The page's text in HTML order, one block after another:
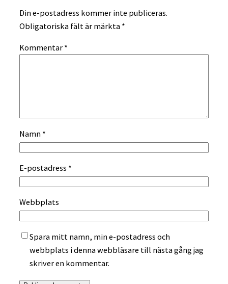
Din e-postadress kommer inte publiceras.
Obligatoriska fält är märkta *
Kommentar *
Namn *
E-postadress *
Webbplats
Spara mitt namn, min e-postadress och
webbplats i denna webbläsare till nästa gång jag
skriver en kommentar.